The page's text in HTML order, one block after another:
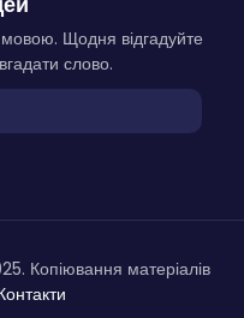
Щодня відгадуйте
слово.
Копіювання матеріалів